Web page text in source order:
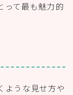
って最も魅力的
ような見せ方や